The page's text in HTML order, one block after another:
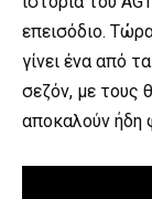
επεισόδιο.
γίνει ένα από
σεζόν, με τους
αποκαλούν ήδη